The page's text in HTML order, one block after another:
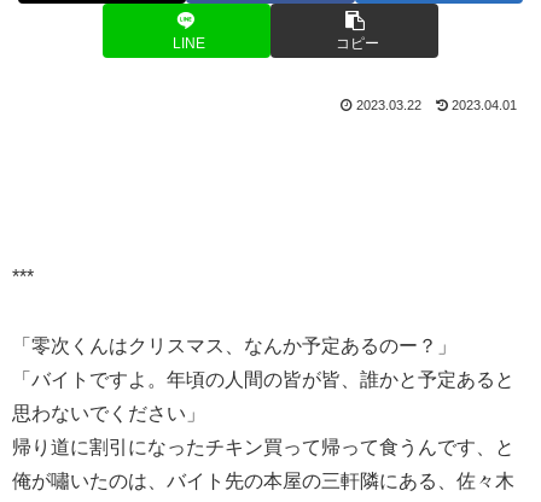
LINE コピー
2023.03.22 2023.04.01
***
「零次くんはクリスマス、なんか予定あるのー？」
「バイトですよ。年頃の人間の皆が皆、誰かと予定あると
思わないでください」
帰り道に割引になったチキン買って帰って食うんです、と
俺が嘯いたのは、バイト先の本屋の三軒隣にある、佐々木